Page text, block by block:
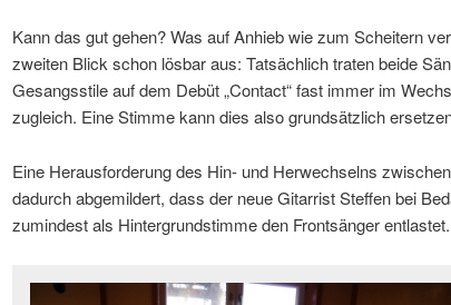
Kann das gut gehen? Was auf Anhieb wie zum Scheitern
zweiten Blick schon lösbar aus: Tatsächlich traten beide
Gesangsstile auf dem Debüt „Contact“ fast immer im
zugleich. Eine Stimme kann dies also grundsätzlich
Eine Herausforderung des Hin- und Herwechselns
dadurch abgemildert, dass der neue Gitarrist Steffen bei
zumindest als Hintergrundstimme den Frontsänger entlastet.